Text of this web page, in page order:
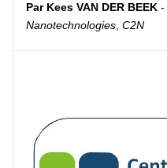
Par Kees VAN DER BEEK -
Nanotechnologies C2N